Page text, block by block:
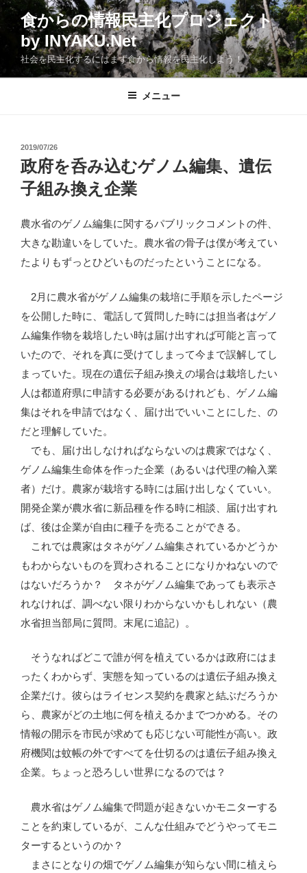
コ
食からの情報民主化プロジェクト
by INYAKU.Net
社会を民主化するにはまず食から情報を民主化しよう！
メニュー
投
稿
日:
2019/07/26
政府を呑み込むゲノム編集、遺伝
子組み換え企業
農水省のゲノム編集に関するパブリックコメントの件、
大きな勘違いをしていた。農水省の骨子は僕が考えてい
たよりもずっとひどいものだったということになる。
2月に農水省がゲノム編集の栽培に手順を示したページ
を公開した時に、電話して質問した時には担当者はゲノ
ム編集作物を栽培したい時は届け出すれば可能と言って
いたので、それを真に受けてしまって今まで誤解してし
まっていた。現在の遺伝子組み換えの場合は栽培したい
人は都道府県に申請する必要があるけれども、ゲノム編
集はそれを申請ではなく、届け出でいいことにした、の
だと理解していた。
でも、届け出しなければならないのは農家ではなく、
ゲノム編集生命体を作った企業（あるいは代理の輸入業
者）だけ。農家が栽培する時には届け出しなくていい。
開発企業が農水省に新品種を作る時に相談、届け出すれ
ば、後は企業が自由に種子を売ることができる。
これでは農家はタネがゲノム編集されているかどうか
もわからないものを買わされることになりかねないので
はないだろうか？ タネがゲノム編集であっても表示さ
れなければ、調べない限りわからないかもしれない（農
水省担当部局に質問。末尾に追記）。
そうなればどこで誰が何を植えているかは政府にはま
ったくわからず、実態を知っているのは遺伝子組み換え
企業だけ。彼らはライセンス契約を農家と結ぶだろうか
ら、農家がどの土地に何を植えるかまでつかめる。その
情報の開示を市民が求めても応じない可能性が高い。政
府機関は蚊帳の外ですべてを仕切るのは遺伝子組み換え
企業。ちょっと恐ろしい世界になるのでは？
農水省はゲノム編集で問題が起きないかモニターする
ことを約束しているが、こんな仕組みでどうやってモニ
ターするというのか？
まさにとなりの畑でゲノム編集が知らない間に植えら